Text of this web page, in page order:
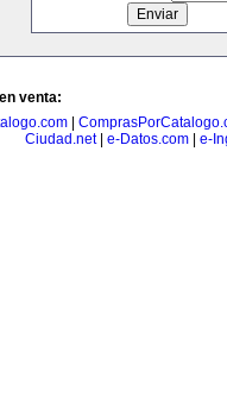
venta:
|
Ciudad.net| e-Datos.com| e-